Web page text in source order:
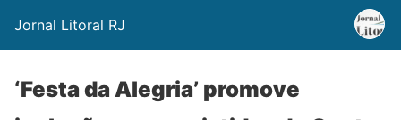
Jornal Litoral RJ
‘Festa da Alegria’ promove